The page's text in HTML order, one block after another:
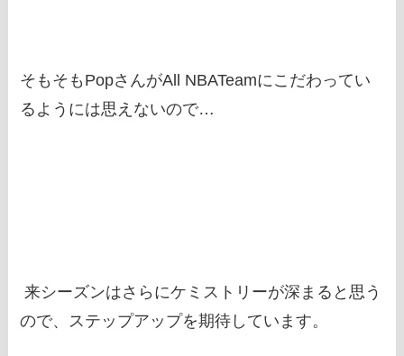
そもそもPopさんがAll NBATeamにこだわってい
るようには思えないので…
来シーズンはさらにケミストリーが深まると思う
ので、ステップアップを期待しています。